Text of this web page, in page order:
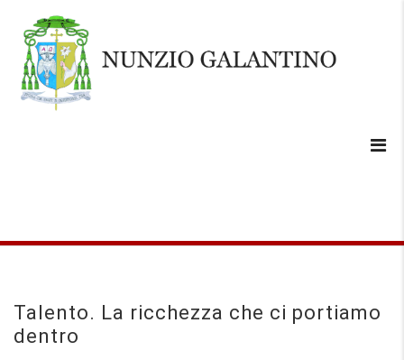
Talento. La ricchezza che ci portiamo
dentro